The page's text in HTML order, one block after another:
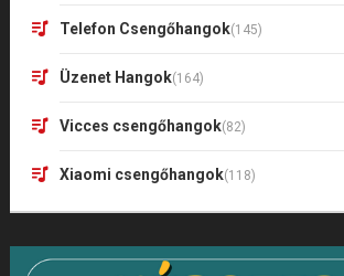
Telefon Csengőhangok(145)
Üzenet Hangok(164)
Vicces csengőhangok(82)
Xiaomi csengőhangok(118)